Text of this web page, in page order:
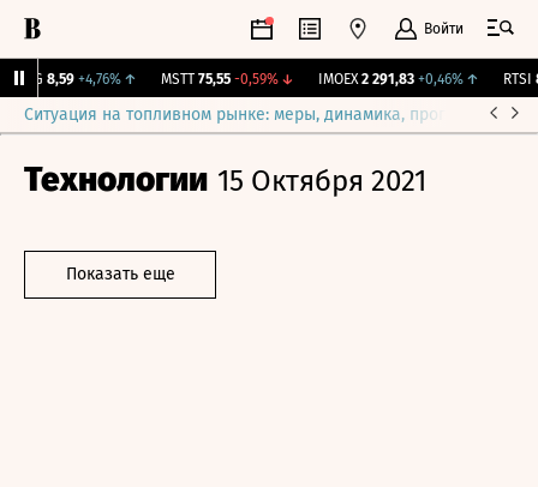
Войти
8,59 +4,76%↑ MSTT 75,55 -0,59%↓ IMOEX 2 291,83 +0,46%↑ RTSI
Ситуация на топливном рынке: меры, динамика, прогнозы
Технологии 15 Октября 2021
Показать еще